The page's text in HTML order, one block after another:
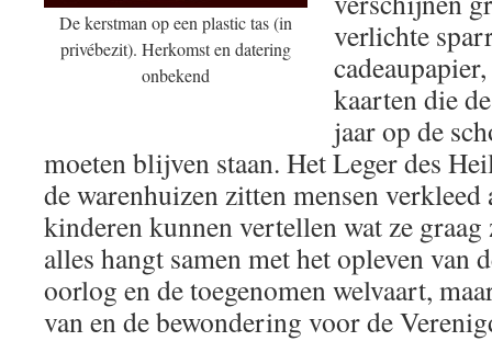
De kerstman op een plastic tas (in
privébezit). Herkomst en datering
onbekend
verlichte
kaarten die
jaar op de
moeten blijven staan. Het Leger des
de warenhuizen zitten mensen
kinderen kunnen vertellen wat ze
alles hangt samen met het opleven van
oorlog en de toegenomen welvaart,
van en de bewondering voor de